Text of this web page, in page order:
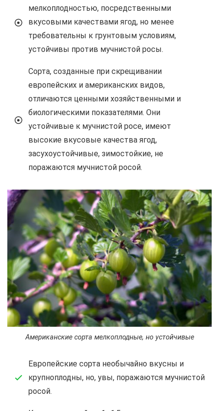
мелкоплодностью, посредственными
вкусовыми качествами ягод, но менее
требовательны к грунтовым условиям,
устойчивы против мучнистой росы.
Сорта, созданные при скрещивании
европейских и американских видов,
отличаются ценными хозяйственными и
биологическими показателями. Они
устойчивые к мучнистой росе, имеют
высокие вкусовые качества ягод,
засухоустойчивые, зимостойкие, не
поражаются мучнистой росой.
Американские сорта мелкоплодные, но устойчивые
Европейские сорта необычайно вкусны и
крупноплодны, но, увы, поражаются мучнистой
росой.